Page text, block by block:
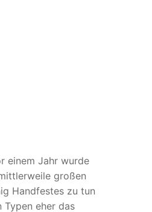
einem Jahr wurde
großen
Handfestes zu tun
eher das